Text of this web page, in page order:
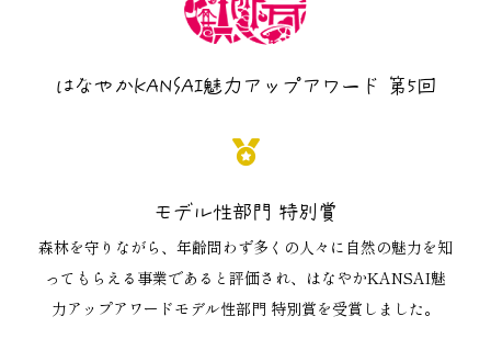
はなやかKANSAI魅力アップアワード 第5回
モデル性部門 特別賞
森林を守りながら、年齢問わず多くの人々に自然の魅力を知
ってもらえる事業であると評価され、はなやかKANSAI魅
力アップアワードモデル性部門 特別賞を受賞しました。